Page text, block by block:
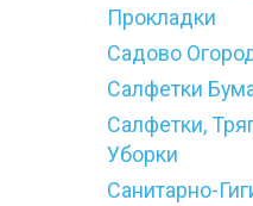
Прокладки
Садово
Салфетки
Салфетки,
Уборки
Санитарно-